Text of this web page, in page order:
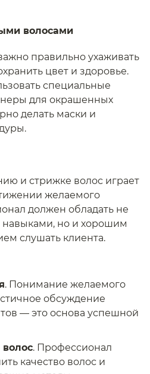
волосами
правильно ухаживать
цвет и здоровье.
специальные
для окрашенных
делать маски и
и стрижке волос играет
желаемого
должен обладать не
навыками, но и хорошим
слушать клиента.
. Понимание желаемого
обсуждение
— это основа успешной
. Профессионал
качество волос и